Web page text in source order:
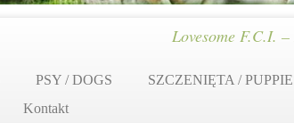
Lovesome F.C.I.
PSY / DOGS SZCZENIĘTA /
Kontakt